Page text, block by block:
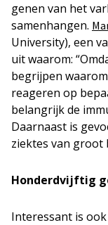
genen van het
samenhangen.
University), een
uit waarom:
begrijpen
reageren op
belangrijk de
Daarnaast is
ziektes van groot
Honderdvijftig
Interessant is